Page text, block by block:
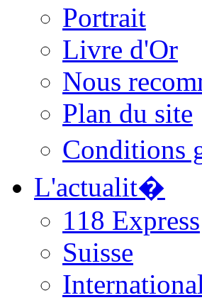
Portrait
Livre d'Or
Nous
Plan du site
L'actualit�
118 Express
Suisse